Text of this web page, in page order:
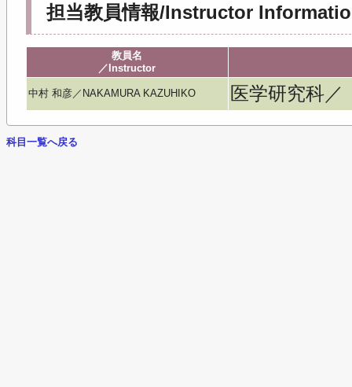
担当教員情報/Instructor
教員名
／Instructor
中村 和彦／NAKAMURA KAZUHIKO 医学研究科／
科目一覧へ戻る